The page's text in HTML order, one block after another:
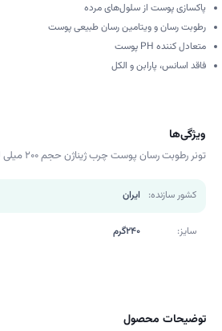
پاکسازی پوست از سلول‌های مرده
رطوبت رسان و ویتامین رسان طبیعی پوست
متعادل کننده PH پوست
فاقد اسانس، پارابن و الکل
ویژگی‌ها
تونر رطوبت رسان پوست چرب ژیناژن حجم 200 میلی لیتر
کشور سازنده: ایران
سایز: 240گرم
توضیحات محصول